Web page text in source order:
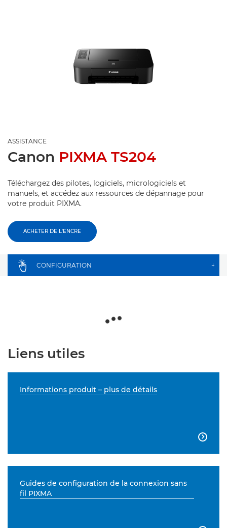
ASSISTANCE
Canon PIXMA TS204
Téléchargez des pilotes, logiciels, micrologiciels et
manuels, et accédez aux ressources de dépannage pour
votre produit PIXMA.
ACHETER DE L'ENCRE
CONFIGURATION +
Liens utiles
Informations produit – plus de détails

Guides de configuration de la connexion sans
fil PIXMA